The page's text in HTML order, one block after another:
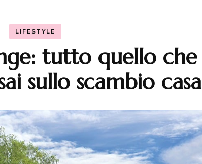
LIFESTYLE
tutto quello che
sullo scambio casa